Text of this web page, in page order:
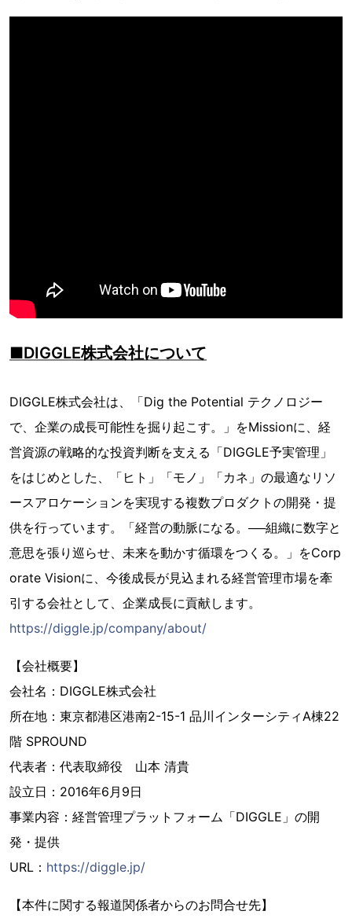
■DIGGLE株式会社について
DIGGLE株式会社は、「Dig the Potential テクノロジー
で、企業の成長可能性を掘り起こす。」をMissionに、経
営資源の戦略的な投資判断を支える「DIGGLE予実管理」
をはじめとした、「ヒト」「モノ」「カネ」の最適なリソ
ースアロケーションを実現する複数プロダクトの開発・提
供を行っています。「経営の動脈になる。──組織に数字と
意思を張り巡らせ、未来を動かす循環をつくる。」をCorp
orate Visionに、今後成長が見込まれる経営管理市場を牽
引する会社として、企業成長に貢献します。
https://diggle.jp/company/about/
【会社概要】
会社名：DIGGLE株式会社
所在地：東京都港区港南2-15-1 品川インターシティA棟22
階 SPROUND
代表者：代表取締役 山本 清貴
設立日：2016年6月9日
事業内容：経営管理プラットフォーム「DIGGLE」の開
発・提供
URL： https://diggle.jp/
【本件に関する報道関係者からのお問合せ先】